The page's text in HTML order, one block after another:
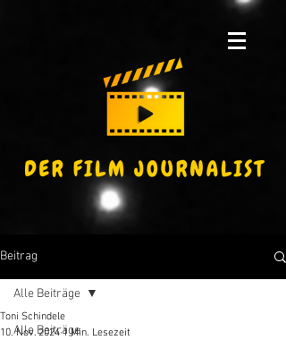
Beitrag
Alle Beiträge
Alle Beiträge
Toni Schindele
10. Nov. 2024 1 Min. Lesezeit